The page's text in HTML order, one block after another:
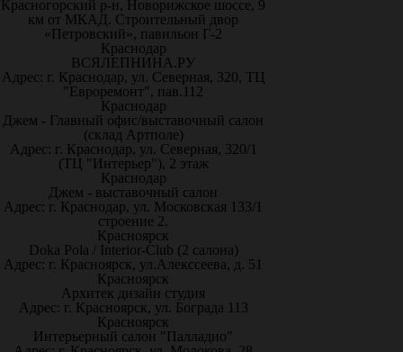
Красногорский р-н, Новорижское шоссе, 9
км от МКАД. Строительный двор
«Петровский», павильон Г-2
Краснодар
ВСЯЛЕПНИНА.РУ
Адрес: г. Краснодар, ул. Северная, 320, ТЦ
"Евроремонт", пав.112
Краснодар
Джем - Главный офис/выставочный салон
(склад Артполе)
Адрес: г. Краснодар, ул. Северная, 320/1
(ТЦ "Интерьер"), 2 этаж
Краснодар
Джем - выставочный салон
Адрес: г. Краснодар, ул. Московская 133/1
строение 2.
Красноярск
Doka Pola / Interior-Club (2 салона)
Адрес: г. Красноярск, ул.Алекссеева, д. 51
Красноярск
Архитек дизайн студия
Адрес: г. Красноярск, ул. Бограда 113
Красноярск
Интерьерный салон "Палладио"